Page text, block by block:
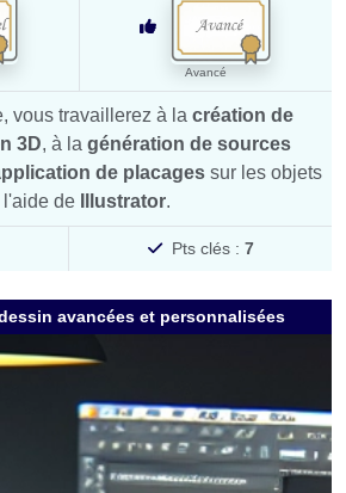
Avancé
vous travaillerez à la création de
3D, à la génération de sources
de placagessur les objets
l'aide de
Illustrator.
Pts clés : 7
avancées et personnalisées